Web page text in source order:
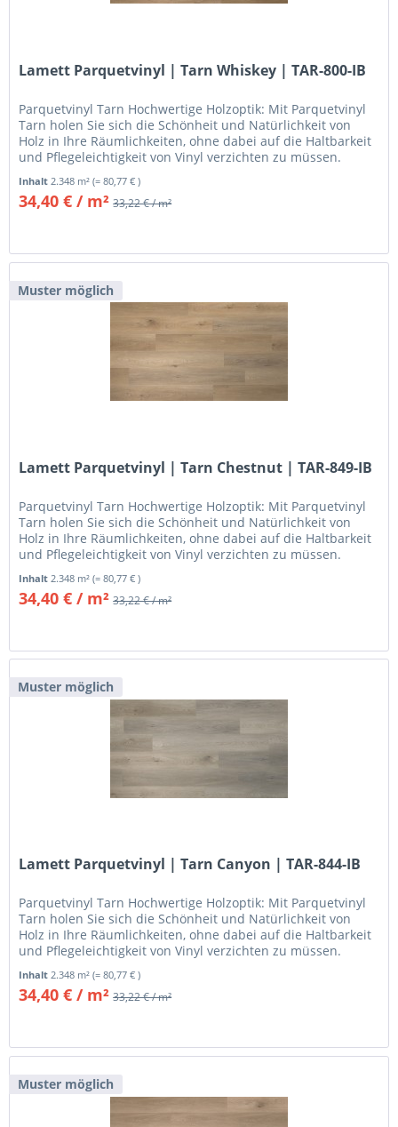
Lamett Parquetvinyl | Tarn Whiskey | TAR-800-IB
Parquetvinyl Tarn Hochwertige Holzoptik: Mit Parquetvinyl
Tarn holen Sie sich die Schönheit und Natürlichkeit von
Holz in Ihre Räumlichkeiten, ohne dabei auf die Haltbarkeit
und Pflegeleichtigkeit von Vinyl verzichten zu müssen.
Inhalt 2.348 m²(= 80,77 € )
34,40 € / m² 33,22 € / m²
Muster möglich
Lamett Parquetvinyl | Tarn Chestnut | TAR-849-IB
Parquetvinyl Tarn Hochwertige Holzoptik: Mit Parquetvinyl
Tarn holen Sie sich die Schönheit und Natürlichkeit von
Holz in Ihre Räumlichkeiten, ohne dabei auf die Haltbarkeit
und Pflegeleichtigkeit von Vinyl verzichten zu müssen.
Inhalt 2.348 m²(= 80,77 € )
34,40 € / m² 33,22 € / m²
Muster möglich
Lamett Parquetvinyl | Tarn Canyon | TAR-844-IB
Parquetvinyl Tarn Hochwertige Holzoptik: Mit Parquetvinyl
Tarn holen Sie sich die Schönheit und Natürlichkeit von
Holz in Ihre Räumlichkeiten, ohne dabei auf die Haltbarkeit
und Pflegeleichtigkeit von Vinyl verzichten zu müssen.
Inhalt2.348 m²(= 80,77 € )
34,40 € / m² 33,22 € / m²
Muster möglich